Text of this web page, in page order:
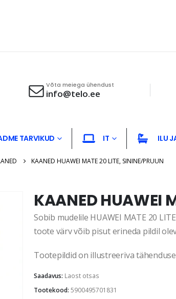
Võta meiega ühendust
info@telo.ee
TARVIKUD IT ILU
KAANED HUAWEI MATE 20 LITE, SININE/PRUUN
KAANED HUAWEI
Sobib mudelile HUAWEI MATE 20
toote värv võib pisut erineda pildil
Tootepildid on illustreeriva
Saadavus: Laost otsas
Tootekood: 5900495701831